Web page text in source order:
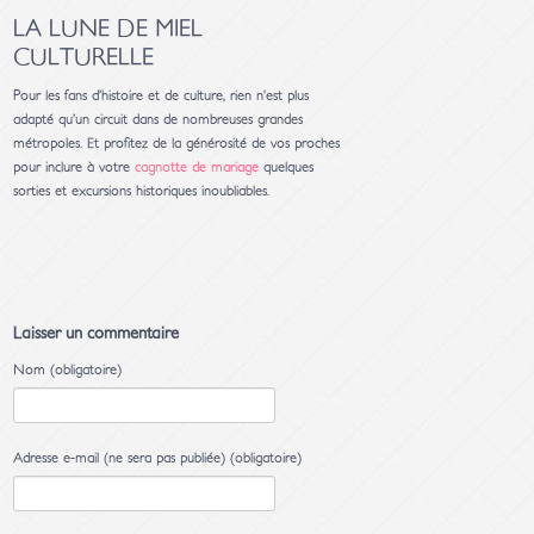
LA LUNE DE MIEL
CULTURELLE
Pour les fans d’histoire et de culture, rien n’est plus
adapté qu’un circuit dans de nombreuses grandes
métropoles. Et profitez de la générosité de vos proches
pour inclure à votrecagnotte de mariage quelques
sorties et excursions historiques inoubliables.
Laisser un commentaire
Nom (obligatoire)
Adresse e-mail (ne sera pas publiée) (obligatoire)